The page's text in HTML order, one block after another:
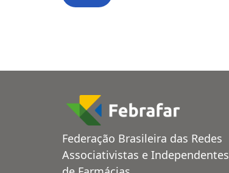
Federação Brasileira das Redes
Associativistas e Independentes